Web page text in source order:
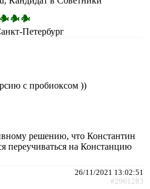
Петербург
с пробиоксом ))
решению, что Константин
переучиваться на Констанцию
26/11/2021 13:02:51
#2961283